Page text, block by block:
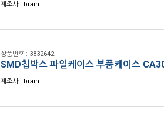
제조사 : brain
상품번호 : 3832642
SMD칩박스 파일케이스 부품케이스
제조사 : brain